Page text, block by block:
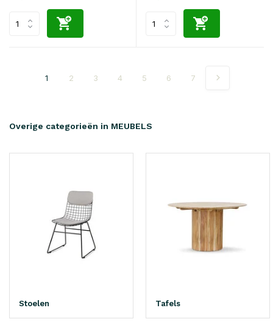
1 2 3 4 5 6 7
Overige categorieën in MEUBELS
Stoelen Tafels